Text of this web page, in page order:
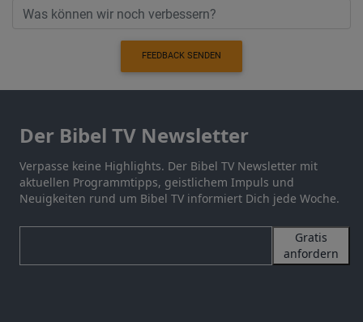
FEEDBACK SENDEN
Der Bibel TV Newsletter
Verpasse keine Highlights. Der Bibel TV Newsletter mit
aktuellen Programmtipps, geistlichem Impuls und
Neuigkeiten rund um Bibel TV informiert Dich jede Woche.
Gratis
anfordern